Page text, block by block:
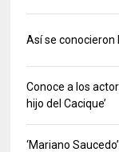
Así se conocieron
Conoce a los
hijo del Cacique’
‘Mariano